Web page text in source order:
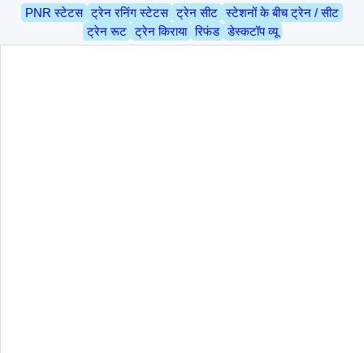
PNR स्टेटस ट्रेन रनिंग स्टेटस ट्रेन सीट स्टेशनों के बीच ट्रेन / सीट
ट्रेन रूट ट्रेन किराया रिफंड डेस्कटॉप व्यू